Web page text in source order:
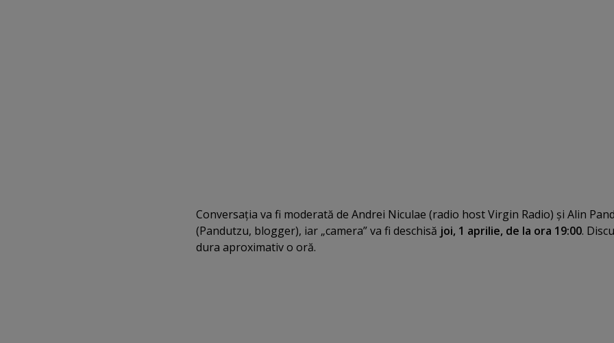
Conversaţia va fi moderată de Andrei Niculae (radio host Virgin Radio) şi Alin
(Pandutzu, blogger), iar „camera” va fi deschisă joi, 1 aprilie, de la ora 19:00.
dura aproximativ o oră.